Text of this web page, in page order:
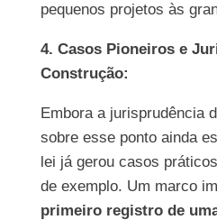
pequenos projetos às
4. Casos Pioneiros e
Construção:
Embora a jurisprudência
sobre esse ponto ainda
lei já gerou casos
de exemplo. Um marco
primeiro registro de